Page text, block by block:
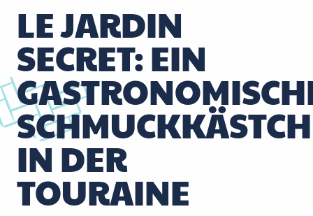
LE JARDIN
SECRET: EIN
IN DER
TOURAINE